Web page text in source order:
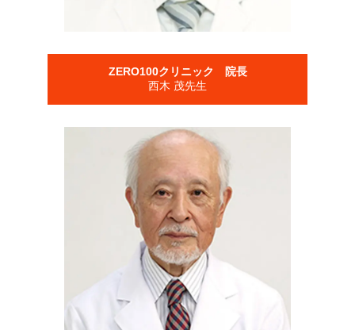
ZERO100クリニック 院長
西木 茂先生